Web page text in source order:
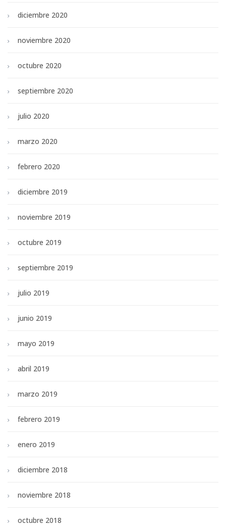
diciembre 2020
noviembre 2020
octubre 2020
septiembre 2020
julio 2020
marzo 2020
febrero 2020
diciembre 2019
noviembre 2019
octubre 2019
septiembre 2019
julio 2019
junio 2019
mayo 2019
abril 2019
marzo 2019
febrero 2019
enero 2019
diciembre 2018
noviembre 2018
octubre 2018